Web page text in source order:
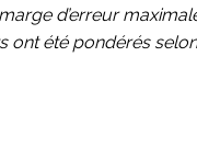
d’erreur
été pondérés selon